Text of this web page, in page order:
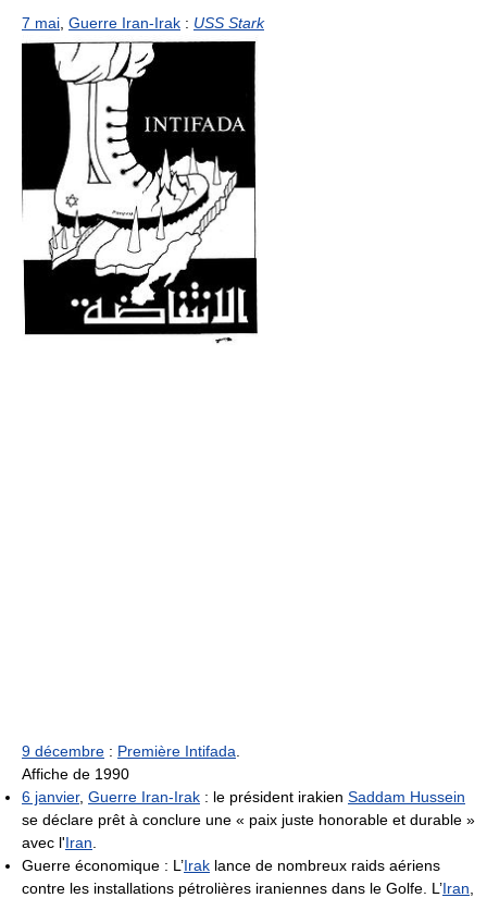
7 mai Guerre Iran-Irak : USS Stark
9 décembre : Première Intifada
Affiche de 1990
6 janvier, Guerre Iran-Irak : le président irakien Saddam Hussein
se déclare prêt à conclure une « paix juste honorable et durable »
avec l'Iran
Guerre économique : L’Irak lance de nombreux raids aériens
contre les installations pétrolières iraniennes dans le Golfe. L’Iran